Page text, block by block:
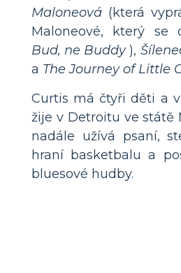
Maloneová (která
Maloneové, který se
Bud, ne Buddy),
a The Journey of Little
Curtis má čtyři děti a
žije v Detroitu ve státě
nadále užívá psaní,
hraní basketbalu a
bluesové hudby.